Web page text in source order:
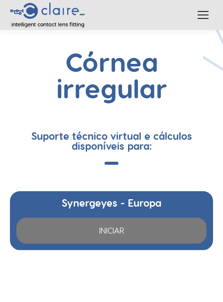
Córnea
irregular
Suporte técnico virtual e cálculos
disponíveis para:
Synergeyes - Europa
INICIAR